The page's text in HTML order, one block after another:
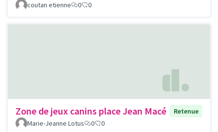
coutan etienne 0 0
Zone de jeux canins place Jean Macé
Retenue
Marie-Jeanne Lotus
0 0